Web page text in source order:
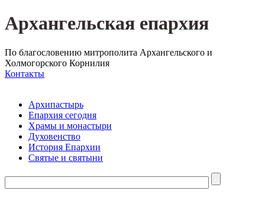
Архангельская епархия
По благословению митрополита Архангельского и
Холмогорского Корнилия
Контакты
Архипастырь
Епархия сегодня
Храмы и монастыри
Духовенство
История Епархии
Святые и святыни